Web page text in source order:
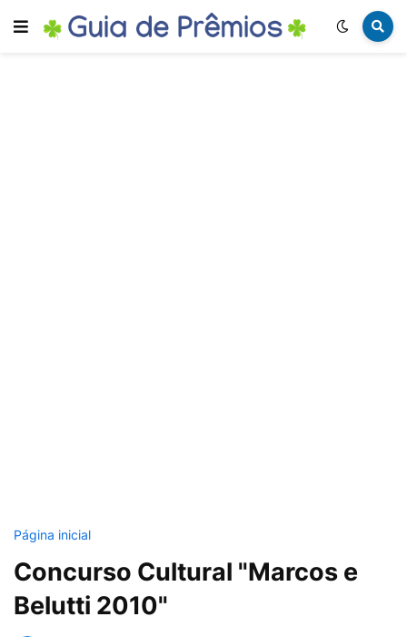
Página inicial
Concurso Cultural "Marcos e
Belutti 2010"